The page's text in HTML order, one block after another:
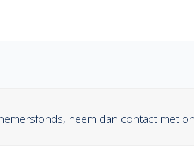
neem dan contact met